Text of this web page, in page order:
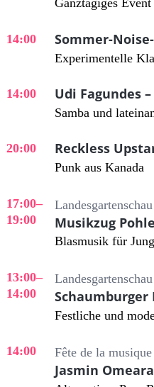
Ganztägiges
14:00 Sommer-
Experimentelle
14:00 Udi Fagundes
Samba und
20:00 Reckless
Punk aus Kanada
17:00–
19:00
Musikzug Pohle
Blasmusik für
13:00–
14:00
Schaumburger
Festliche und
14:00 Fête de la musique
Jasmin Omeara